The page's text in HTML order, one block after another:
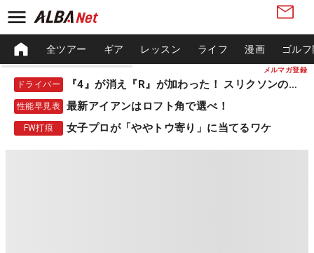
メルマガ登録
全ツアー ギア レッスン ライフ 漫画 ゴル
ドライバー 『4』が消え『R』が加わった！ スリクソンの新作
性能早見表 最新アイアンはロフト角で選べ！
FW打痕 女子プロが「ややトウ寄り」に当てるワケ